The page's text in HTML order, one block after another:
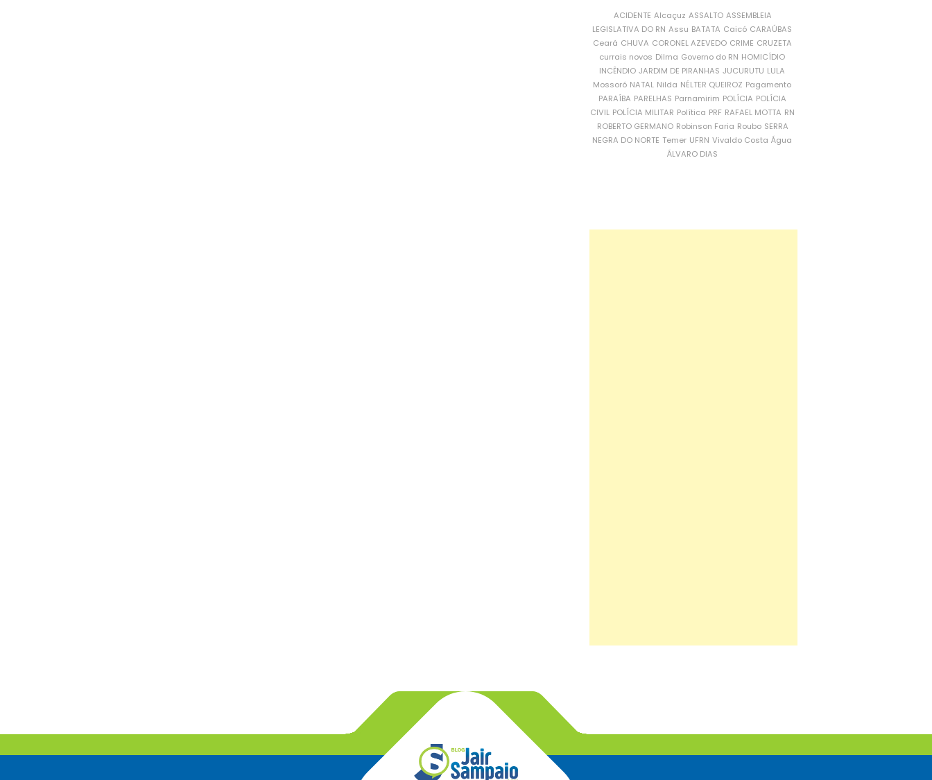
ACIDENTE Alcaçuz ASSALTO ASSEMBLEIA
LEGISLATIVA DO RN Assu BATATA Caicó CARAÚBAS
Ceará CHUVA CORONEL AZEVEDO CRIME CRUZETA
currais novos Dilma Governo do RN HOMICÍDIO
INCÊNDIO JARDIM DE PIRANHAS JUCURUTU LULA
Mossoró NATAL Nilda NÉLTER QUEIROZ Pagamento
PARAÍBA PARELHAS Parnamirim POLÍCIA POLÍCIA
CIVIL POLÍCIA MILITAR Política PRF RAFAEL MOTTA RN
ROBERTO GERMANO Robinson Faria Roubo SERRA
NEGRA DO NORTE Temer UFRN Vivaldo Costa Água
ÁLVARO DIAS